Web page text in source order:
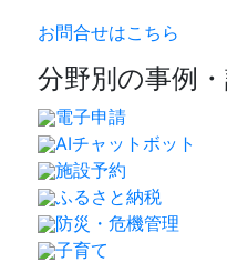
お問合せはこちら
分野別の事例
電子申請
AIチャットボット
施設予約
ふるさと納税
防災・危機管理
子育て